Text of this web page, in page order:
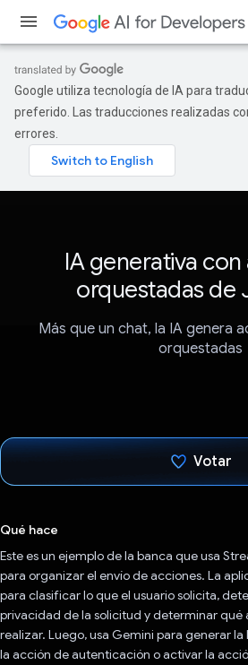
Google utiliza tecnología de IA para
preferido. Las traducciones realizadas
errores.
IA generativa
orquestadas de
Más que un chat, la IA genera
orquestadas
Votar
Qué hace
Este es un ejemplo de la banca que usa
para organizar el envío de acciones. La
para clasificar lo que el usuario solicita,
privacidad de la solicitud y determinar qué
realizar. Luego, usa Gemini para generar
la acción de autenticación o activar la